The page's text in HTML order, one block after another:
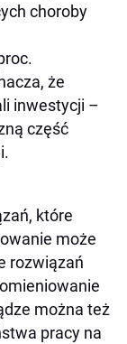
choroby
że
inwestycji –
część
które
może
rozwiązań
można też
pracy na